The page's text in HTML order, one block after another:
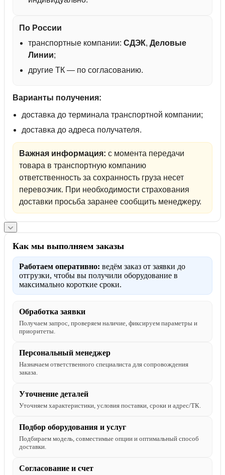
По России
транспортные компании: СДЭК, Деловые
Линии;
другие ТК — по согласованию.
Варианты получения:
доставка до терминала транспортной компании;
доставка до адреса получателя.
Важная информация: с момента передачи
товара в транспортную компанию
ответственность за сохранность груза несет
перевозчик. При необходимости страхования
доставки просьба заранее сообщить менеджеру.
Как мы выполняем заказы
Работаем оперативно: ведём заказ от заявки до
отгрузки, чтобы вы получили оборудование в
максимально короткие сроки.
Обработка заявки
Получаем запрос, проверяем наличие, фиксируем параметры и
приоритеты.
Персональный менеджер
Назначаем ответственного специалиста для сопровождения
заказа.
Уточнение деталей
Уточняем характеристики, условия поставки, сроки и адрес/ТК.
Подбор оборудования и услуг
Подбираем модель, совместимые опции и оптимальный способ
доставки.
Согласование и счет